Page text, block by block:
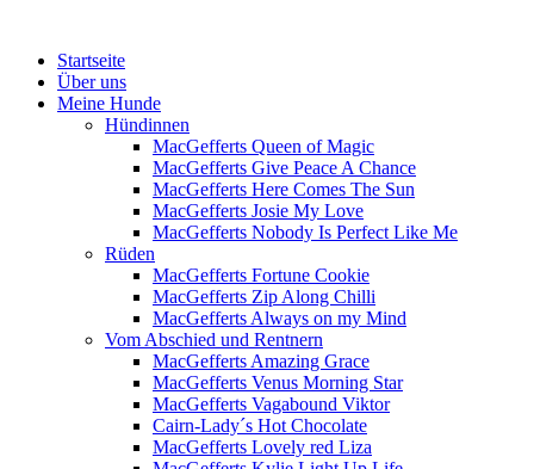
Menü
Zum
Inhalt
springen
Startseite
Über uns
Meine Hunde
Hündinnen
MacGefferts Queen of Magic
MacGefferts Give Peace A Chance
MacGefferts Here Comes The Sun
MacGefferts Josie My Love
MacGefferts Nobody Is Perfect Like Me
Rüden
MacGefferts Fortune Cookie
MacGefferts Zip Along Chilli
MacGefferts Always on my Mind
Vom Abschied und Rentnern
MacGefferts Amazing Grace
MacGefferts Venus Morning Star
MacGefferts Vagabound Viktor
Cairn-Lady´s Hot Chocolate
MacGefferts Lovely red Liza